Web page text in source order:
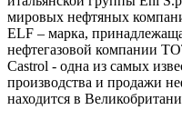
мировых нефтяных
ELF – марка,
нефтегазовой компании
Castrol - одна из самых
производства и продажи
находится в